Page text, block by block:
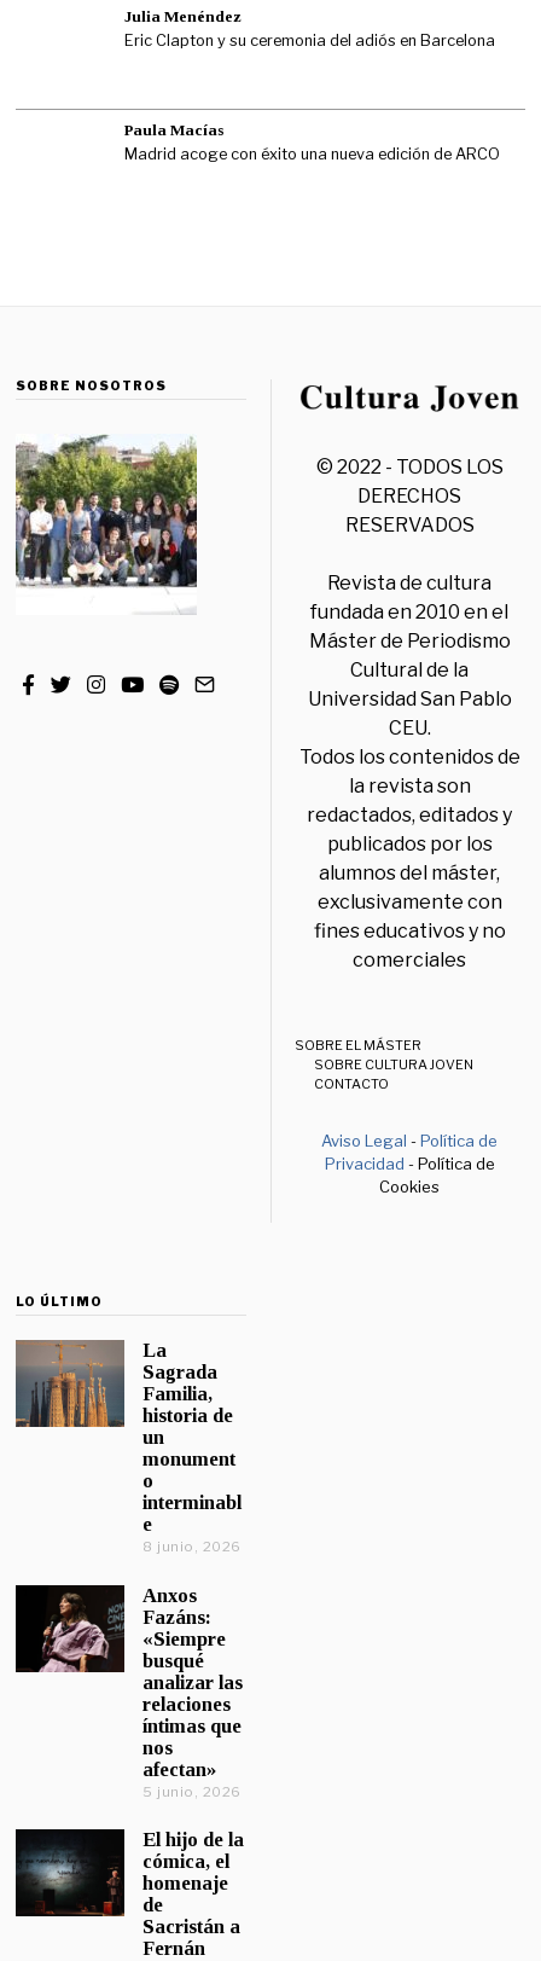
Julia Menéndez
Eric Clapton y su ceremonia del adiós en Barcelona
Paula Macías
Madrid acoge con éxito una nueva edición de ARCO
SOBRE NOSOTROS
© 2022 - TODOS LOS
DERECHOS
RESERVADOS
Revista de cultura
fundada en 2010 en el
Máster de Periodismo
Cultural de la
Universidad San Pablo
CEU.
Todos los contenidos de
la revista son
redactados, editados y
publicados por los
alumnos del máster,
exclusivamente con
fines educativos y no
comerciales
SOBRE EL MÁSTER
SOBRE CULTURA JOVEN
CONTACTO
Aviso Legal -Política de
Privacidad - Política de
Cookies
LO ÚLTIMO
La
Sagrada
Familia,
historia de
un
monument
o
interminabl
e
8 junio, 2026
Anxos
Fazáns:
«Siempre
busqué
analizar las
relaciones
íntimas que
nos
afectan»
5 junio, 2026
El hijo de la
cómica, el
homenaje
de
Sacristán a
Fernán